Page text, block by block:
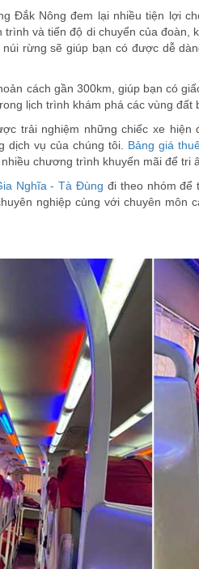
Đắk Nông đem lại nhiều tiện lợi
và tiến độ di chuyển của đoàn,
rừng sẽ giúp bạn có được dễ
cách gần 300km, giúp bạn có
lịch trình khám phá các vùng đất
trải nghiệm những chiếc xe
dịch vụ của chúng tôi. Bảng giá
chương trình khuyến mãi để tri
Nghĩa - Tà Đùng đi theo nhóm để
nghiệp cùng với chuyên môn